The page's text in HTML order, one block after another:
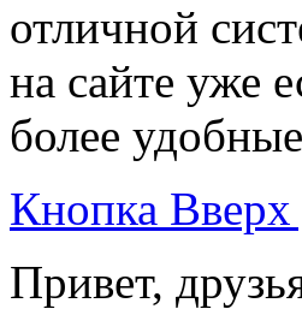
отличной
на сайте уже
более
Кнопка Вверх
Привет,